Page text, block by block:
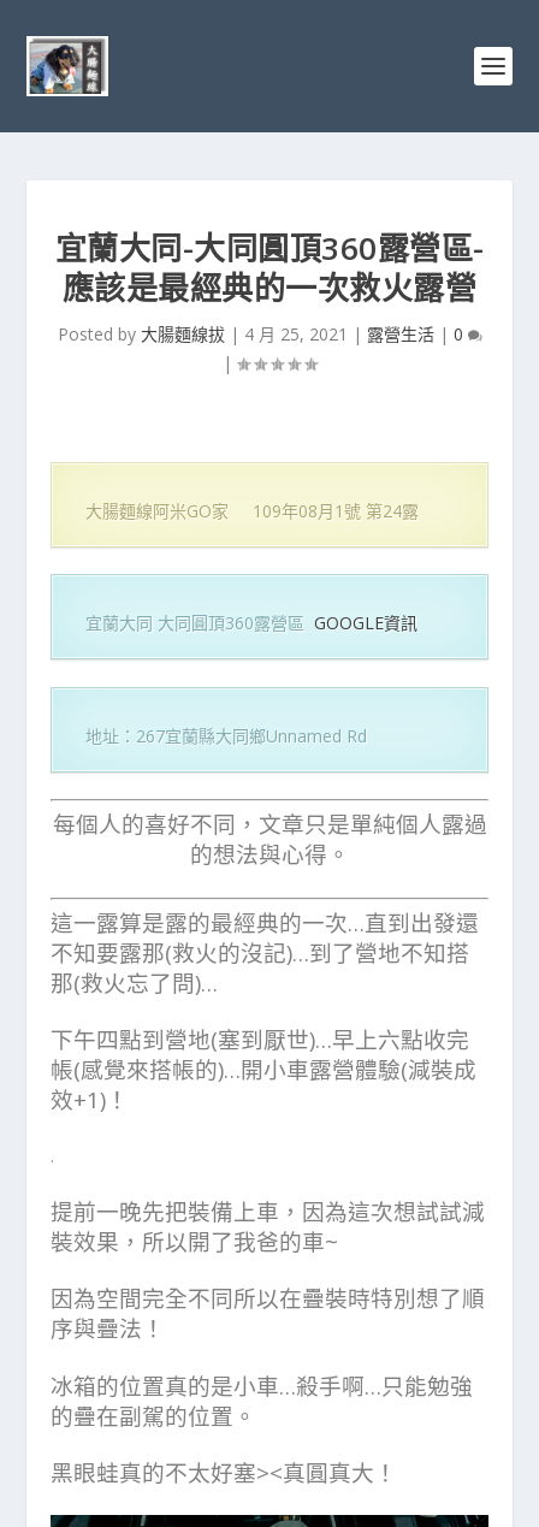
宜蘭大同-大同圓頂360露營區-
應該是最經典的一次救火露營
Posted by 大腸麵線拔| 4 月 25, 2021 | 露營生活| 0
|
大腸麵線阿米GO家 109年08月1號 第24露
宜蘭大同 大同圓頂360露營區GOOGLE資訊
地址：267宜蘭縣大同鄉Unnamed Rd
每個人的喜好不同，文章只是單純個人露過
的想法與心得。
這一露算是露的最經典的一次…直到出發還
不知要露那(救火的沒記)…到了營地不知搭
那(救火忘了問)…
下午四點到營地(塞到厭世)…早上六點收完
帳(感覺來搭帳的)…開小車露營體驗(減裝成
效+1)！
.
提前一晚先把裝備上車，因為這次想試試減
裝效果，所以開了我爸的車~
因為空間完全不同所以在疊裝時特別想了順
序與疊法！
冰箱的位置真的是小車…殺手啊…只能勉強
的疊在副駕的位置。
黑眼蛙真的不太好塞><真圓真大！